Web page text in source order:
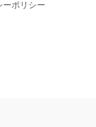
ーポリシー